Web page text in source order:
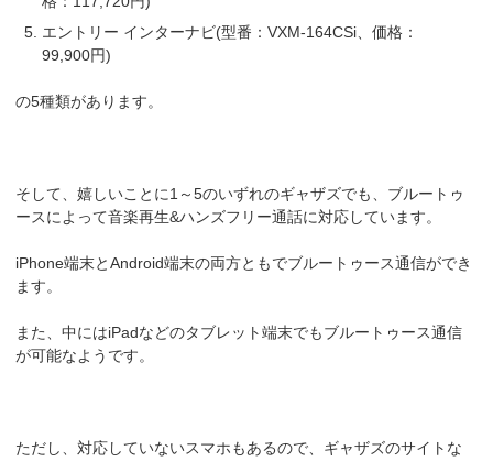
エントリー インターナビ(型番：VXM-164CSi、価格：
99,900円)
の5種類があります。
そして、嬉しいことに1～5のいずれのギャザズでも、ブルートゥ
ースによって音楽再生&ハンズフリー通話に対応しています。
iPhone端末とAndroid端末の両方ともでブルートゥース通信ができ
ます。
また、中にはiPadなどのタブレット端末でもブルートゥース通信
が可能なようです。
ただし、対応していないスマホもあるので、ギャザズのサイトな